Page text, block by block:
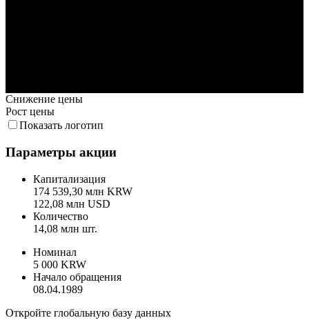
Снижение цены
Рост цены
Показать логотип
Параметры акции
Капитализация
174 539,30 млн KRW
122,08 млн USD
Количество
14,08 млн шт.
Номинал
5 000 KRW
Начало обращения
08.04.1989
Откройте глобальную базу данных